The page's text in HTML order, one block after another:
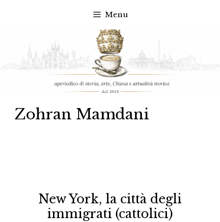
contenuto
Menu
Zohran Mamdani
New York, la città degli
immigrati (cattolici)